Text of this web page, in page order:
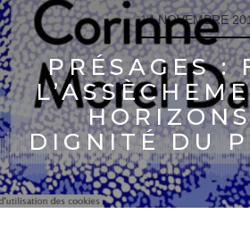
14 NOVEMBRE
PRÉSAGES :
DIGNITÉ DU